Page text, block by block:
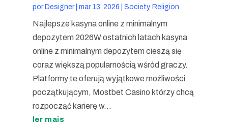
porDesigner| mar 13, 2026 Society, Religion
Najlepsze kasyna online z minimalnym
depozytem 2026W ostatnich latach kasyna
online z minimalnym depozytem cieszą się
coraz większą popularnością wśród graczy.
Platformy te oferują wyjątkowe możliwości
początkującym, Mostbet Casino którzy chcą
rozpocząć karierę w...
ler mais